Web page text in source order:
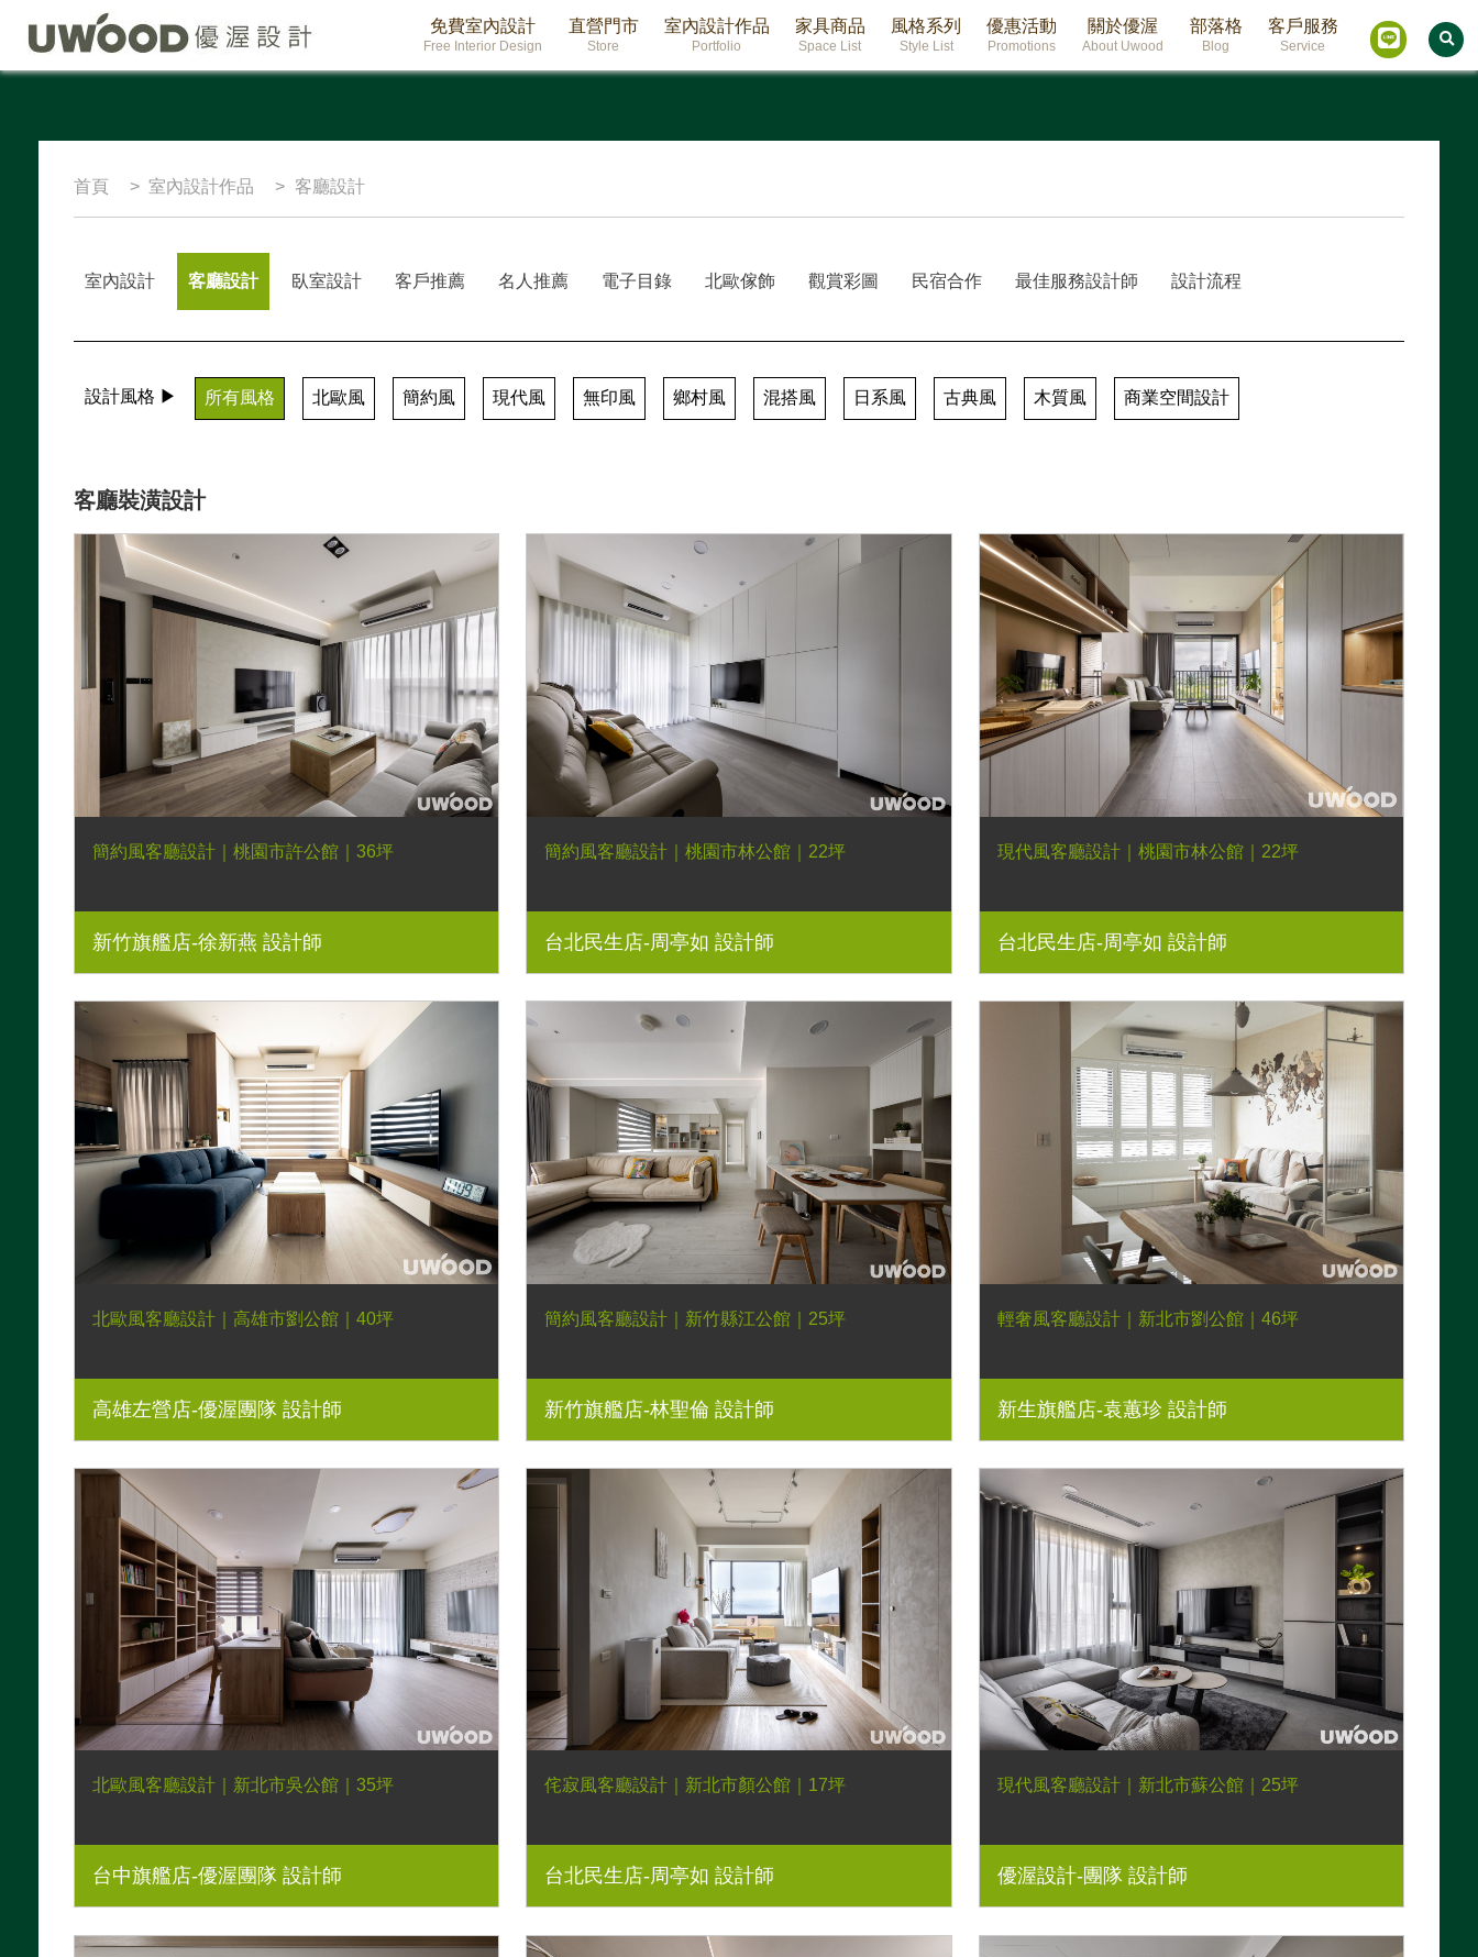
免費室內設計
Free Interior Design
直營門市
Store
室內設計作品
Portfolio
家具商品
Space List
風格系列
Style List
優惠活動
Promotions
關於優渥
About Uwood
部落格
Blog
客戶服務
Service
首頁 室內設計作品 客廳設計
室內設計 客廳設計 臥室設計 客戶推薦 名人推薦 電子目錄 北歐傢飾 觀賞彩圖 民宿合作 最佳服務設計師 設計流程
設計風格 ▶ 所有風格 北歐風 簡約風 現代風 無印風 鄉村風 混搭風 日系風 古典風 木質風 商業空間設計
客廳裝潢設計
簡約風客廳設計｜桃園市許公館｜36坪
新竹旗艦店-徐新燕 設計師
簡約風客廳設計｜桃園市林公館｜22坪
台北民生店-周亭如 設計師
現代風客廳設計｜桃園市林公館｜22坪
台北民生店-周亭如 設計師
北歐風客廳設計｜高雄市劉公館｜40坪
高雄左營店-優渥團隊 設計師
簡約風客廳設計｜新竹縣江公館｜25坪
新竹旗艦店-林聖倫 設計師
輕奢風客廳設計｜新北市劉公館｜46坪
新生旗艦店-袁蕙珍 設計師
北歐風客廳設計｜新北市吳公館｜35坪
台中旗艦店-優渥團隊 設計師
侘寂風客廳設計｜新北市顏公館｜17坪
台北民生店-周亭如 設計師
現代風客廳設計｜新北市蘇公館｜25坪
優渥設計-團隊 設計師